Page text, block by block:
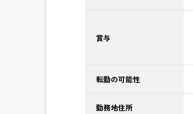
賞与
転勤の可能性
勤務地住所